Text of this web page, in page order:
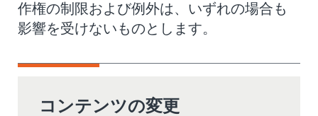
作権の制限および例外は、いずれの場合も
影響を受けないものとします。
コンテンツの変更